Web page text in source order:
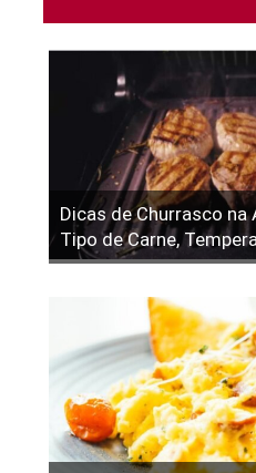
Dicas de Churrasco na
Tipo de Carne,